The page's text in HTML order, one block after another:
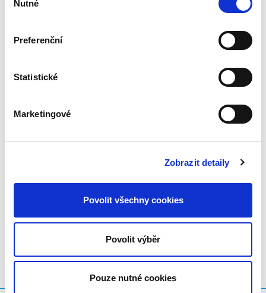
souhlasu
Nutné
Preferenční
Statistické
Marketingové
Zobrazit detaily
Povolit všechny cookies
Povolit výběr
Pouze nutné cookies
the new contract
An update of the ADR Rules
Registration Policy
All updated documents will be made available in due
sdílet prostřednictvím LinkedInTwitterFacebook